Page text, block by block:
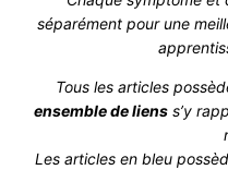
séparément pour une
Tous les articles
ensemble de lienss’y
Les articles en bleu